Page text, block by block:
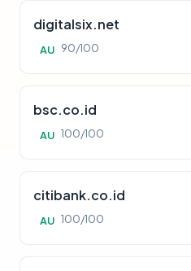
digitalsix.net
AU 90/100
bsc.co.id
AU 100/100
citibank.co.id
AU 100/100